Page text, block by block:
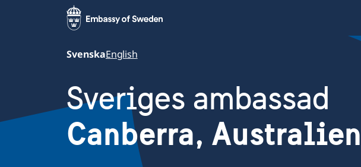
SvenskaEnglish
Sveriges ambassad
Canberra, Australien